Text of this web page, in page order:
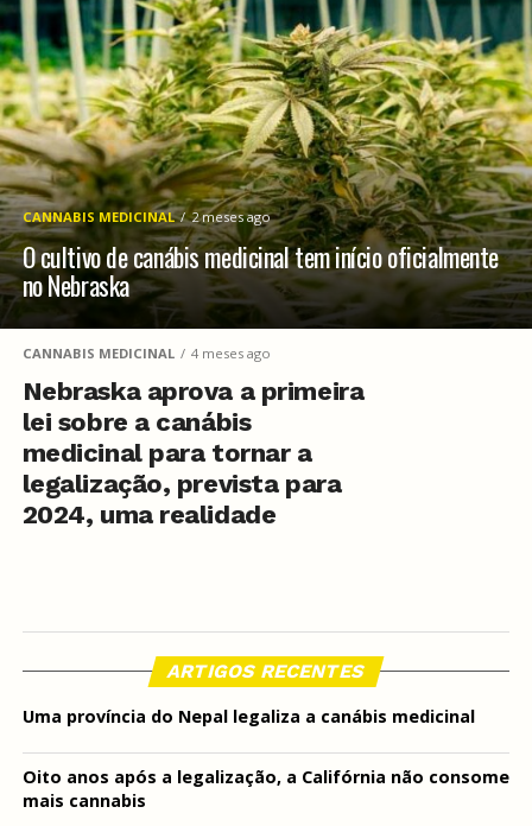
CANNABIS MEDICINAL 2 meses ago
O cultivo de canábis medicinal tem início oficialmente
no Nebraska
CANNABIS MEDICINAL 4 meses ago
Nebraska aprova a primeira
lei sobre a canábis
medicinal para tornar a
legalização, prevista para
2024, uma realidade
ARTIGOS RECENTES
Uma província do Nepal legaliza a canábis medicinal
Oito anos após a legalização, a Califórnia não consome
mais cannabis